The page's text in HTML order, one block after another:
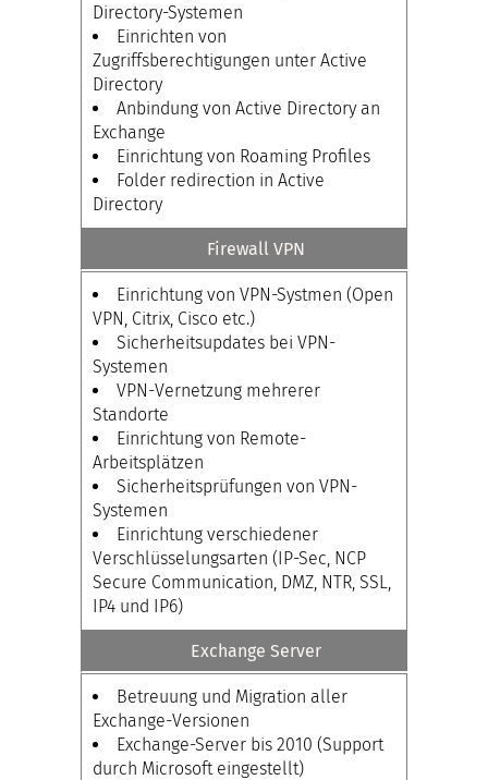
Directory-Systemen
Einrichten von
Zugriffsberechtigungen unter Active
Directory
Anbindung von Active Directory an
Exchange
Einrichtung von Roaming Profiles
Folder redirection in Active
Directory
Firewall VPN
Einrichtung von VPN-Systmen (Open
VPN, Citrix, Cisco etc.)
Sicherheitsupdates bei VPN-
Systemen
VPN-Vernetzung mehrerer
Standorte
Einrichtung von Remote-
Arbeitsplätzen
Sicherheitsprüfungen von VPN-
Systemen
Einrichtung verschiedener
Verschlüsselungsarten (IP-Sec, NCP
Secure Communication, DMZ, NTR, SSL,
IP4 und IP6)
Exchange Server
Betreuung und Migration aller
Exchange-Versionen
Exchange-Server bis 2010 (Support
durch Microsoft eingestellt)